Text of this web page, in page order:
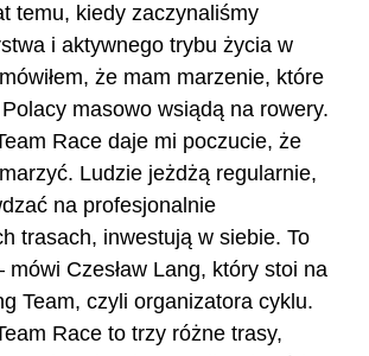
temu, kiedy zaczynaliśmy
i aktywnego trybu życia w
że mam marzenie, które
masowo wsiądą na rowery.
Race daje mi poczucie, że
Ludzie jeżdżą regularnie,
na profesjonalnie
trasach, inwestują w siebie. To
mówi Czesław Lang, który stoi na
Team, czyli organizatora cyklu.
Race to trzy różne trasy,